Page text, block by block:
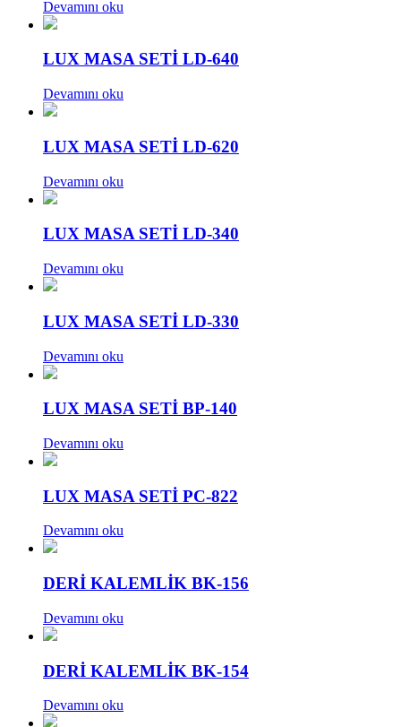
Devamını oku
LUX MASA SETİ LD-640
Devamını oku
LUX MASA SETİ LD-620
Devamını oku
LUX MASA SETİ LD-340
Devamını oku
LUX MASA SETİ LD-330
Devamını oku
LUX MASA SETİ BP-140
Devamını oku
LUX MASA SETİ PC-822
Devamını oku
DERİ KALEMLİK BK-156
Devamını oku
DERİ KALEMLİK BK-154
Devamını oku